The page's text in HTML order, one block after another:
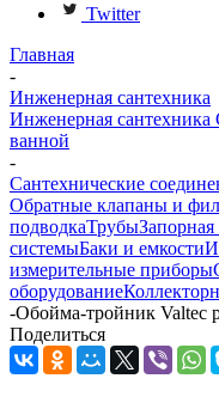
Twitter
Главная
-
Инженерная сантехника
Инженерная сантехника
ванной
-
Сантехнические
Обратные клапаны и
подводкаТрубыЗапорная
системыБаки и емкости
измерительные приборы
оборудование
-Обойма-тройник Valtec
Поделиться